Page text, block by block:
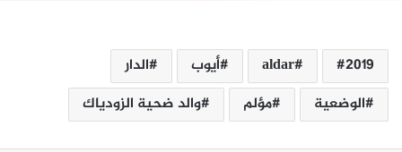
2019
aldar أيوب
الدار
الوضعية
مؤلم والد ضحية الزودياك